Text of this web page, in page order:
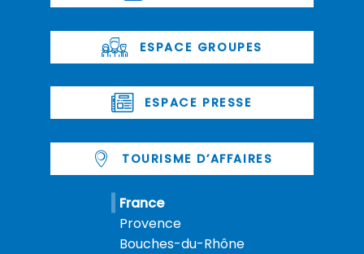
ESPACE GROUPES
ESPACE PRESSE
TOURISME D’AFFAIRES
France
Provence
Bouches-du-Rhône